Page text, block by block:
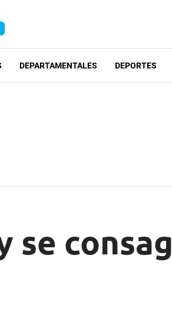
DEPARTAMENTALES DEPORTES
se